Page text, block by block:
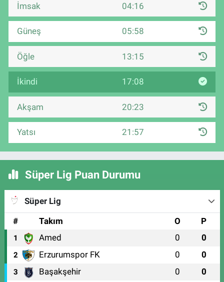
İmsak 04:16
Güneş 05:58
Öğle 13:15
İkindi 17:08
Akşam 20:23
Yatsı 21:57
Süper Lig Puan Durumu
Süper Lig
#
Takım O P
1 Amed 0 0
2 Erzurumspor FK 0 0
3 Başakşehir 0 0